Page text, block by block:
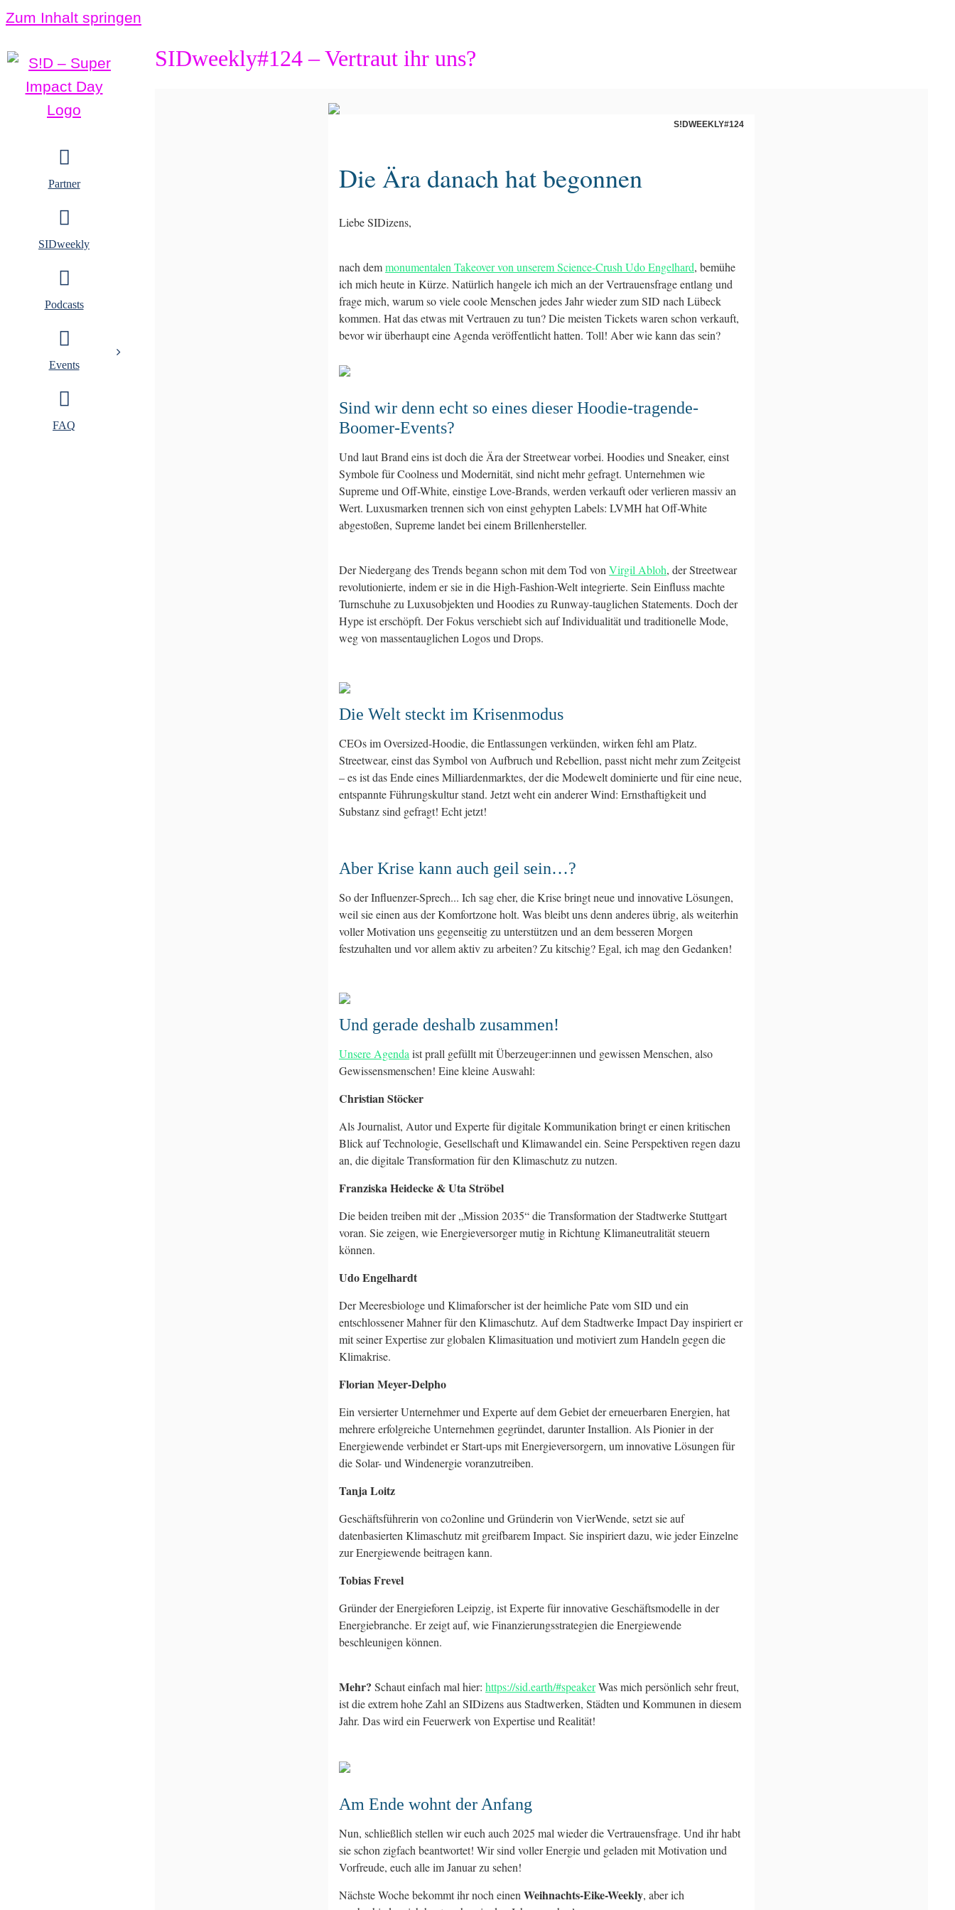
Zum Inhalt springen
Partner
SIDweekly
Podcasts
Events
FAQ
SIDweekly#124 – Vertraut ihr uns?
S!DWEEKLY#124
Die Ära danach hat begonnen
Liebe SIDizens,
nach demmonumentalen Takeover von unserem Science-Crush Udo Engelhard, bemühe
ich mich heute in Kürze. Natürlich hangele ich mich an der Vertrauensfrage entlang und
frage mich, warum so viele coole Menschen jedes Jahr wieder zum SID nach Lübeck
kommen. Hat das etwas mit Vertrauen zu tun? Die meisten Tickets waren schon verkauft,
bevor wir überhaupt eine Agenda veröffentlicht hatten. Toll! Aber wie kann das sein?
Sind wir denn echt so eines dieser Hoodie-tragende-
Boomer-Events?
Und laut Brand eins ist doch die Ära der Streetwear vorbei. Hoodies und Sneaker, einst
Symbole für Coolness und Modernität, sind nicht mehr gefragt. Unternehmen wie
Supreme und Off-White, einstige Love-Brands, werden verkauft oder verlieren massiv an
Wert. Luxusmarken trennen sich von einst gehypten Labels: LVMH hat Off-White
abgestoßen, Supreme landet bei einem Brillenhersteller.
Der Niedergang des Trends begann schon mit dem Tod von Virgil Abloh, der Streetwear
revolutionierte, indem er sie in die High-Fashion-Welt integrierte. Sein Einfluss machte
Turnschuhe zu Luxusobjekten und Hoodies zu Runway-tauglichen Statements. Doch der
Hype ist erschöpft. Der Fokus verschiebt sich auf Individualität und traditionelle Mode,
weg von massentauglichen Logos und Drops.
Die Welt steckt im Krisenmodus
CEOs im Oversized-Hoodie, die Entlassungen verkünden, wirken fehl am Platz.
Streetwear, einst das Symbol von Aufbruch und Rebellion, passt nicht mehr zum Zeitgeist
– es ist das Ende eines Milliardenmarktes, der die Modewelt dominierte und für eine neue,
entspannte Führungskultur stand. Jetzt weht ein anderer Wind: Ernsthaftigkeit und
Substanz sind gefragt! Echt jetzt!
Aber Krise kann auch geil sein…?
So der Influenzer-Sprech... Ich sag eher, die Krise bringt neue und innovative Lösungen,
weil sie einen aus der Komfortzone holt. Was bleibt uns denn anderes übrig, als weiterhin
voller Motivation uns gegenseitig zu unterstützen und an dem besseren Morgen
festzuhalten und vor allem aktiv zu arbeiten? Zu kitschig? Egal, ich mag den Gedanken!
Und gerade deshalb zusammen!
Unsere Agenda ist prall gefüllt mit Überzeuger:innen und gewissen Menschen, also
Gewissensmenschen! Eine kleine Auswahl:
Christian Stöcker
Als Journalist, Autor und Experte für digitale Kommunikation bringt er einen kritischen
Blick auf Technologie, Gesellschaft und Klimawandel ein. Seine Perspektiven regen dazu
an, die digitale Transformation für den Klimaschutz zu nutzen.
Franziska Heidecke & Uta Ströbel
Die beiden treiben mit der „Mission 2035“ die Transformation der Stadtwerke Stuttgart
voran. Sie zeigen, wie Energieversorger mutig in Richtung Klimaneutralität steuern
können.
Udo Engelhardt
Der Meeresbiologe und Klimaforscher ist der heimliche Pate vom SID und ein
entschlossener Mahner für den Klimaschutz. Auf dem Stadtwerke Impact Day inspiriert er
mit seiner Expertise zur globalen Klimasituation und motiviert zum Handeln gegen die
Klimakrise.
Florian Meyer-Delpho
Ein versierter Unternehmer und Experte auf dem Gebiet der erneuerbaren Energien, hat
mehrere erfolgreiche Unternehmen gegründet, darunter Installion. Als Pionier in der
Energiewende verbindet er Start-ups mit Energieversorgern, um innovative Lösungen für
die Solar- und Windenergie voranzutreiben.
Tanja Loitz
Geschäftsführerin von co2online und Gründerin von VierWende, setzt sie auf
datenbasierten Klimaschutz mit greifbarem Impact. Sie inspiriert dazu, wie jeder Einzelne
zur Energiewende beitragen kann.
Tobias Frevel
Gründer der Energieforen Leipzig, ist Experte für innovative Geschäftsmodelle in der
Energiebranche. Er zeigt auf, wie Finanzierungsstrategien die Energiewende
beschleunigen können.
Mehr? Schaut einfach mal hier: https://sid.earth/#speakerWas mich persönlich sehr freut,
ist die extrem hohe Zahl an SIDizens aus Stadtwerken, Städten und Kommunen in diesem
Jahr. Das wird ein Feuerwerk von Expertise und Realität!
Am Ende wohnt der Anfang
Nun, schließlich stellen wir euch auch 2025 mal wieder die Vertrauensfrage. Und ihr habt
sie schon zigfach beantwortet! Wir sind voller Energie und geladen mit Motivation und
Vorfreude, euch alle im Januar zu sehen!
Nächste Woche bekommt ihr noch einen Weihnachts-Eike-Weekly, aber ich